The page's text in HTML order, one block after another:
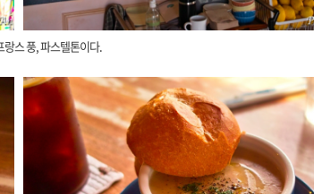
스 풍, 파스텔톤이다.